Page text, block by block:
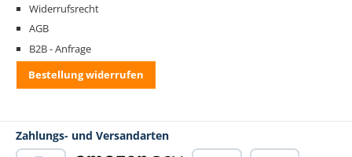
Widerrufsrecht
AGB
B2B - Anfrage
Bestellung widerrufen
Zahlungs- und Versandarten